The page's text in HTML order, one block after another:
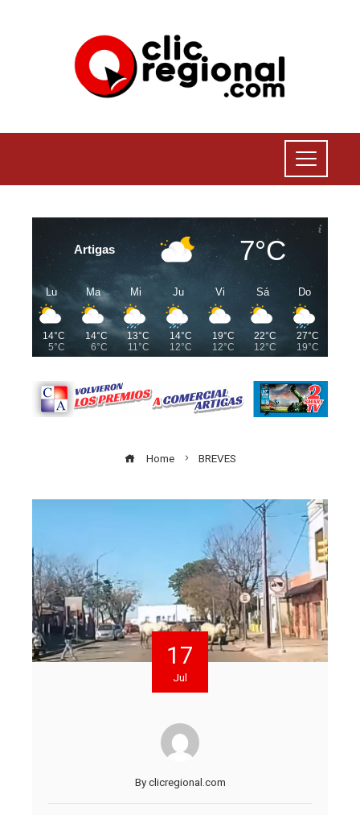
Artigas 7°C
Lu
14°C
5°C
Ma
14°C
6°C
Mi
13°C
11°C
Ju
14°C
12°C
Vi
19°C
12°C
Sá
22°C
12°C
Do
27°C
19°C
Home BREVES
17
Jul
Byclicregional.com